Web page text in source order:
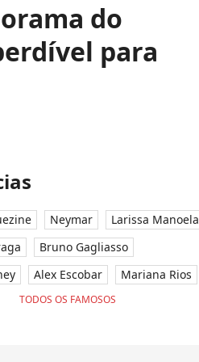
do
para
Neymar
Larissa Manoela
Bruno Gagliasso
Alex Escobar Mariana Rios
TODOS OS FAMOSOS